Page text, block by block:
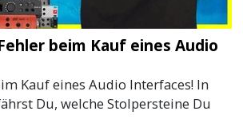
beim Kauf eines Audio
Kauf eines Audio Interfaces! In
Du, welche Stolpersteine Du